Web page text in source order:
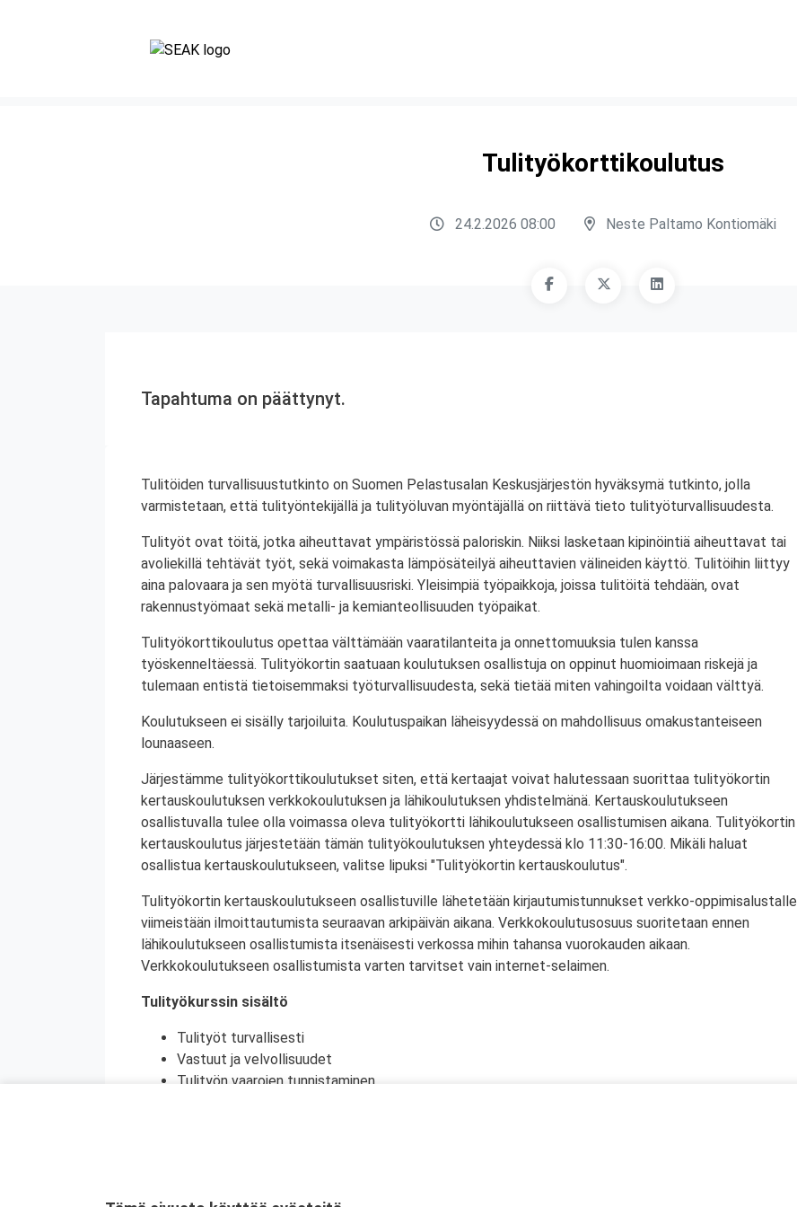
Tulityökorttikoulutus
24.2.2026 08:00 Neste Paltamo Kontiomäki
Tapahtuma on päättynyt.
Tulitöiden turvallisuustutkinto on Suomen Pelastusalan Keskusjärjestön hyväksymä tutkinto, jolla
varmistetaan, että tulityöntekijällä ja tulityöluvan myöntäjällä on riittävä tieto tulityöturvallisuudesta.
Tulityöt ovat töitä, jotka aiheuttavat ympäristössä paloriskin. Niiksi lasketaan kipinöintiä aiheuttavat tai
avoliekillä tehtävät työt, sekä voimakasta lämpösäteilyä aiheuttavien välineiden käyttö. Tulitöihin liittyy
aina palovaara ja sen myötä turvallisuusriski. Yleisimpiä työpaikkoja, joissa tulitöitä tehdään, ovat
rakennustyömaat sekä metalli- ja kemianteollisuuden työpaikat.
Tulityökorttikoulutus opettaa välttämään vaaratilanteita ja onnettomuuksia tulen kanssa
työskenneltäessä. Tulityökortin saatuaan koulutuksen osallistuja on oppinut huomioimaan riskejä ja
tulemaan entistä tietoisemmaksi työturvallisuudesta, sekä tietää miten vahingoilta voidaan välttyä.
Koulutukseen ei sisälly tarjoiluita. Koulutuspaikan läheisyydessä on mahdollisuus omakustanteiseen
lounaaseen.
Järjestämme tulityökorttikoulutukset siten, että kertaajat voivat halutessaan suorittaa tulityökortin
kertauskoulutuksen verkkokoulutuksen ja lähikoulutuksen yhdistelmänä. Kertauskoulutukseen
osallistuvalla tulee olla voimassa oleva tulityökortti lähikoulutukseen osallistumisen aikana. Tulityökortin
kertauskoulutus järjestetään tämän tulityökoulutuksen yhteydessä klo 11:30-16:00. Mikäli haluat
osallistua kertauskoulutukseen, valitse lipuksi "Tulityökortin kertauskoulutus".
Tulityökortin kertauskoulutukseen osallistuville lähetetään kirjautumistunnukset verkko-oppimisalustalle
viimeistään ilmoittautumista seuraavan arkipäivän aikana. Verkkokoulutusosuus suoritetaan ennen
lähikoulutukseen osallistumista itsenäisesti verkossa mihin tahansa vuorokauden aikaan.
Verkkokoulutukseen osallistumista varten tarvitset vain internet-selaimen.
Tulityökurssin sisältö
Tulityöt turvallisesti
Vastuut ja velvollisuudet
Tulityön vaarojen tunnistaminen
Tulityökortti on voimassa viisi vuotta. Tulityökortti on voimassa Suomen lisäksi myös Norjassa ja